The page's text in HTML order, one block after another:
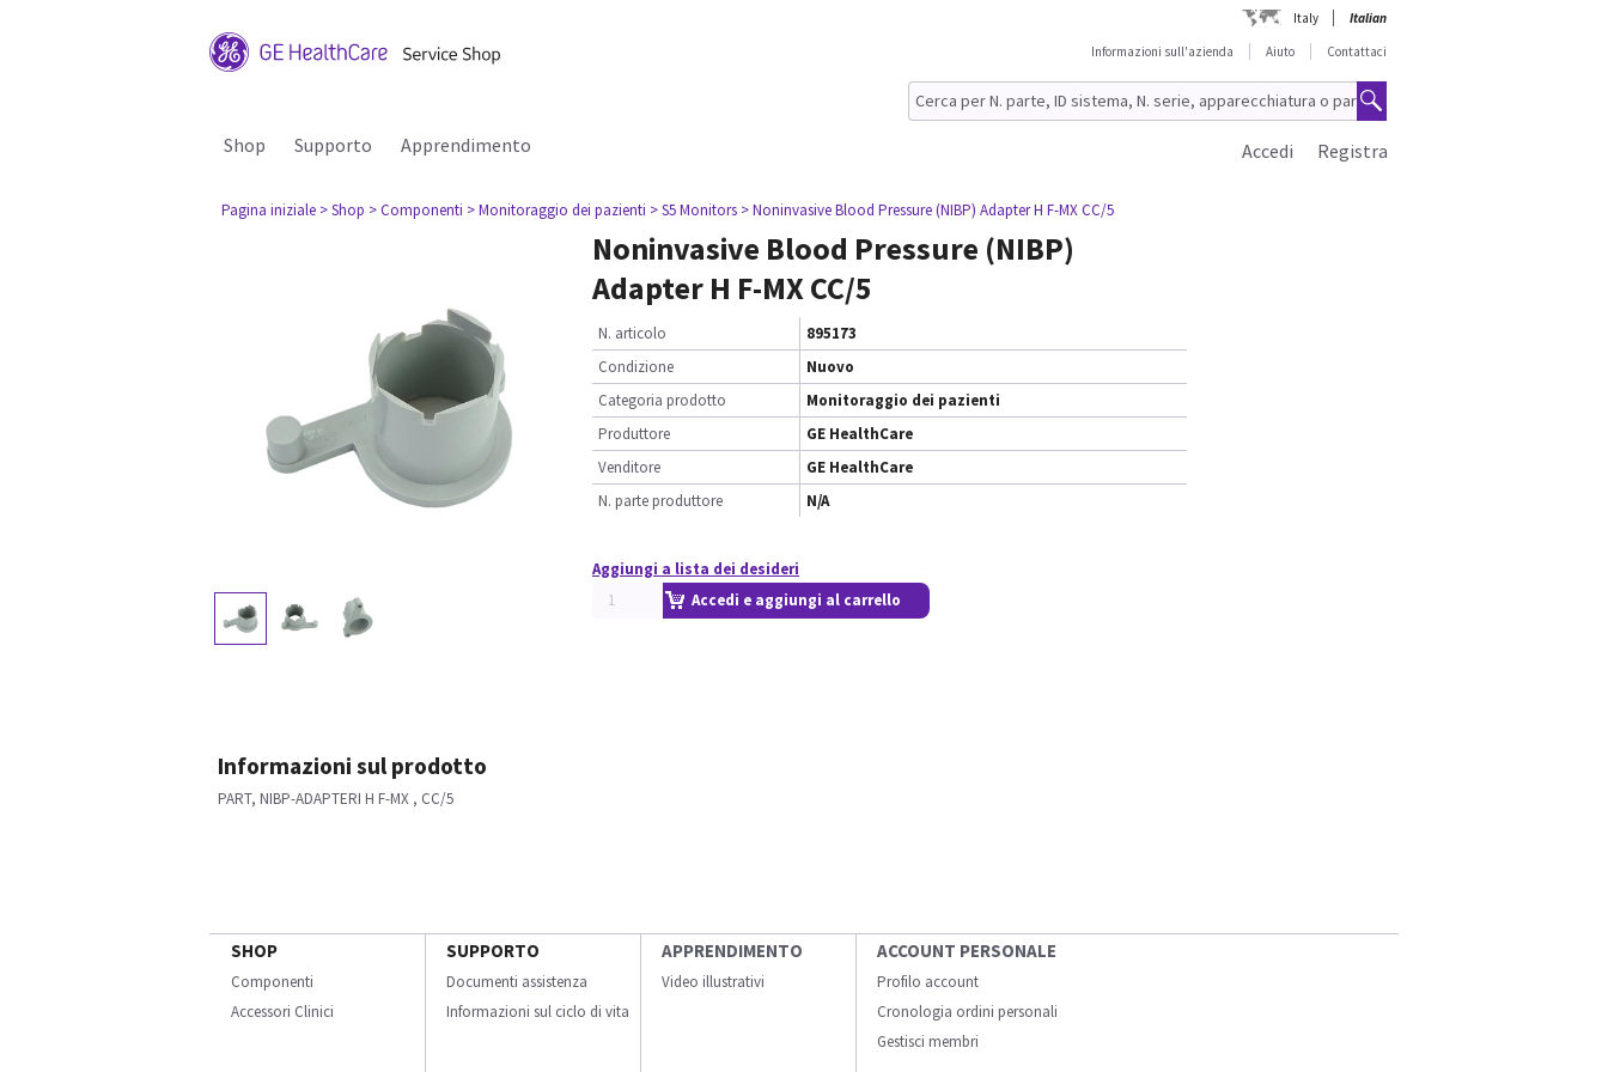
Italy
Italian
Informazioni sull'azienda
Aiuto Contattaci
Shop Supporto Apprendimento Registra
Accedi
Pagina iniziale > Shop > Componenti > Monitoraggio dei pazienti > S5 Monitors > Noninvasive Blood Pressure (NIBP) Adapter H F-MX CC/5
Noninvasive Blood Pressure (NIBP)
Adapter H F-MX CC/5
N. articolo
895173
Condizione
Nuovo
Categoria prodotto
Monitoraggio dei pazienti
Produttore
GE HealthCare
Venditore
GE HealthCare
N. parte produttore
N/A
Aggiungi a lista dei desideri
Accedi e aggiungi al carrello
Informazioni sul prodotto
PART, NIBP-ADAPTERI H F-MX , CC/5
SHOP
Componenti
Accessori Clinici
SUPPORTO
Documenti assistenza
Informazioni sul ciclo di vita
APPRENDIMENTO
Video illustrativi
ACCOUNT PERSONALE
Profilo account
Cronologia ordini personali
Gestisci membri